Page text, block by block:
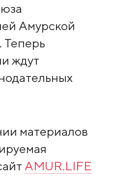
Амурской
Теперь
ждут
материалов
AMUR.LIFE